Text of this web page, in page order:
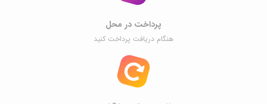
پرداخت در محل
هنگام دریافت پرداخت کنید